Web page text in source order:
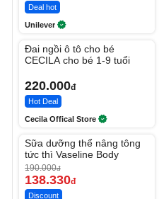
Deal hot
Unilever
Đai ngồi ô tô cho bé
CECILA cho bé 1-9 tuổi
220.000đ
Hot Deal
Cecila Offical Store
-27%
Sữa dưỡng thể nâng tông
tức thì Vaseline Body
190.000đ
138.330đ
Discount